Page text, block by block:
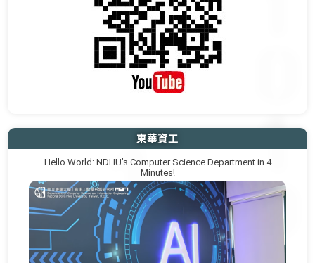
東華資工
Hello World: NDHU’s Computer Science Department in 4
Minutes!